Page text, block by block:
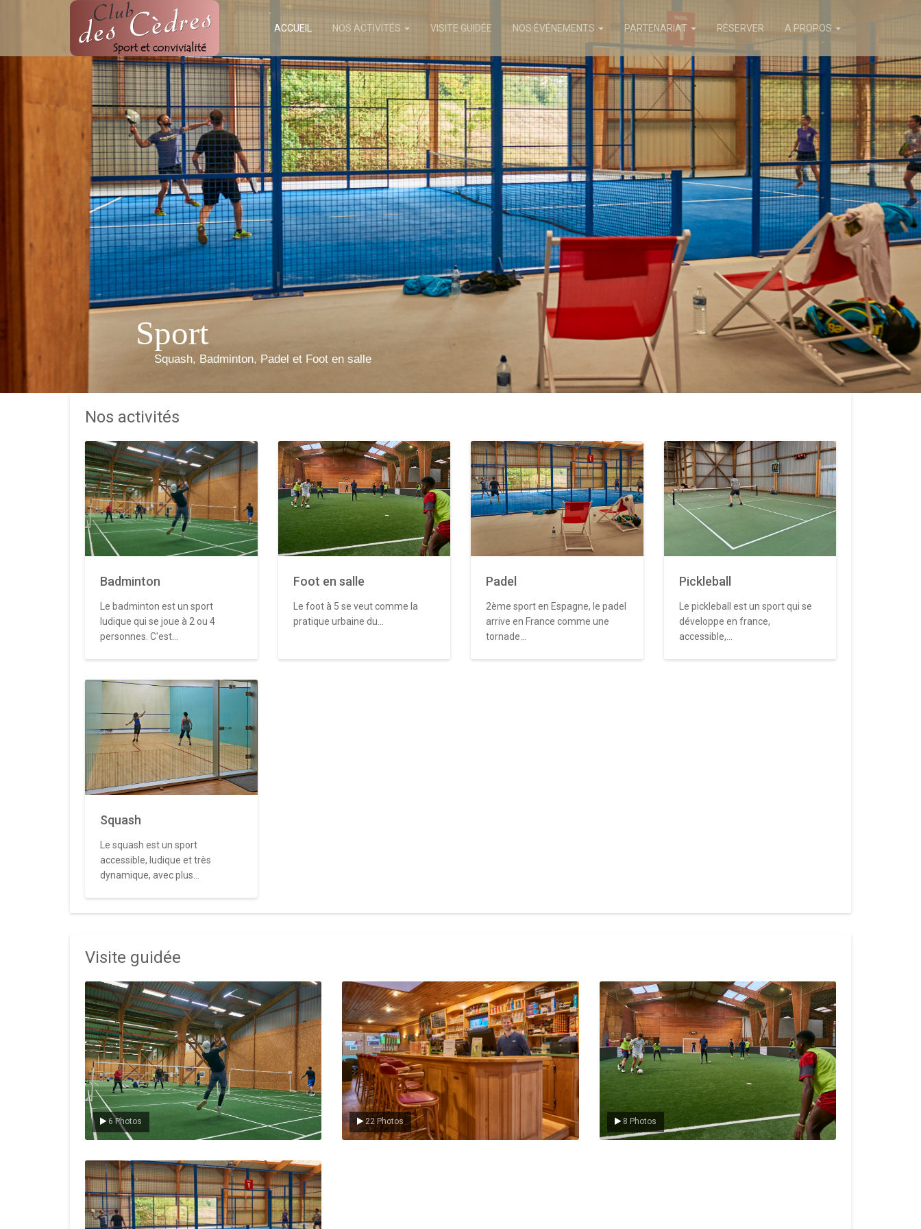
ACCUEIL NOS ACTIVITÉS VISITE GUIDÉE NOS ÉVÉNEMENTS PARTENARIAT RÉSERVER A PROPOS
Sport
Squash, Badminton, Padel et Foot en salle
Nos activités
Badminton
Le badminton est un sport
ludique qui se joue à 2 ou 4
personnes. C'est...
Foot en salle
Le foot à 5 se veut comme la
pratique urbaine du...
Padel
2ème sport en Espagne, le padel
arrive en France comme une
tornade...
Pickleball
Le pickleball est un sport qui se
développe en france,
accessible,...
Squash
Le squash est un sport
accessible, ludique et très
dynamique, avec plus...
Visite guidée
6 Photos
Le badminton
22 Photos
Le Club
8 Photos
Le foot en salle
Le padel